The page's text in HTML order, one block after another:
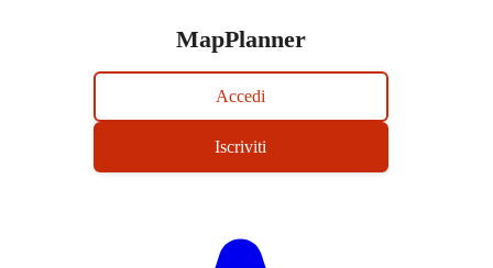
MapPlanner
Accedi
Iscriviti